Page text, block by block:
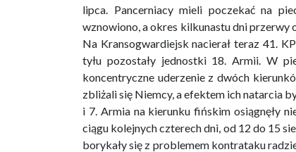
lipca. Pancerniacy mieli poczekać na
wznowiono, a okres kilkunastu dni przerwy
Na Kransogwardiejsk nacierał teraz 41.
tyłu pozostały jednostki 18. Armii. W
koncentryczne uderzenie z dwóch
zbliżali się Niemcy, a efektem ich natarcia
i 7. Armia na kierunku fińskim osiągnęły
ciągu kolejnych czterech dni, od 12 do 15
borykały się z problemem kontrataku